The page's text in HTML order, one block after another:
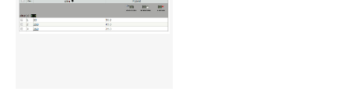
Wareneingang